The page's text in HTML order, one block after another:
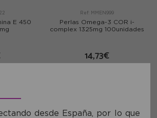
E 450
Ref: MMEN999
Perlas Omega-3 COR i-
complex 1325mg 100unidades
14,73€
desde España, por lo que